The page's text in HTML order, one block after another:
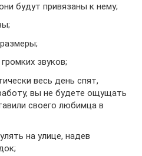
будут привязаны к нему;
звуков;
весь день спят,
вы не будете ощущать
своего любимца в
на улице, надев